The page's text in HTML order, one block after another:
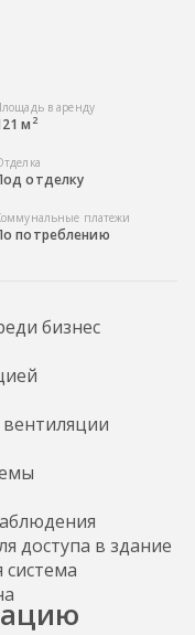
в аренду
м 2
отделку
платежи
потреблению
бизнес
доступа в здание